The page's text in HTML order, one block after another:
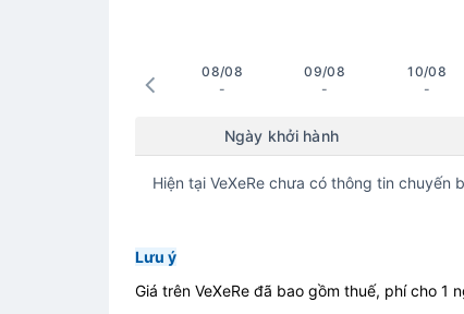
08/08
-
09/08
-
10/08
-
Ngày khởi hành
Hiện tại VeXeRe chưa có thông tin
Lưu ý
Giá trên VeXeRe đã bao gồm thuế, phí cho 1